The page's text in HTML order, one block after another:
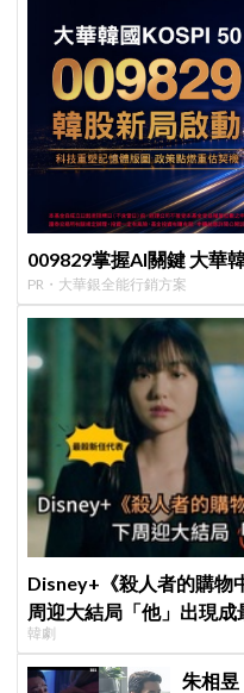
009829掌握AI關鍵 大華
PR・大華銀全能行銷方案
Disney+《殺人者的購物
周迎大結局「他」出現成
韓劇
朱相